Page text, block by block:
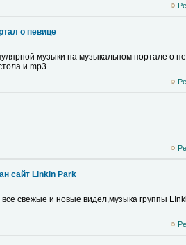
о певице
музыки на музыкальном портале о
и mp3.
сайт Linkin Park
свежые и новые видел,музыка группы